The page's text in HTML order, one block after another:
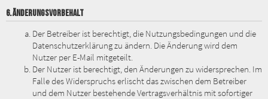
6. ÄNDERUNGSVORBEHALT
Der Betreiber ist berechtigt, die Nutzungsbedingungen und die
Datenschutzerklärung zu ändern. Die Änderung wird dem
Nutzer per E-Mail mitgeteilt.
Der Nutzer ist berechtigt, den Änderungen zu widersprechen. Im
Falle des Widerspruchs erlischt das zwischen dem Betreiber
und dem Nutzer bestehende Vertragsverhältnis mit sofortiger